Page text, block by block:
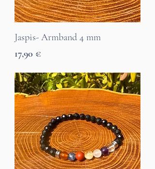
Jaspis- Armband 4 mm
Preis
17,90 €